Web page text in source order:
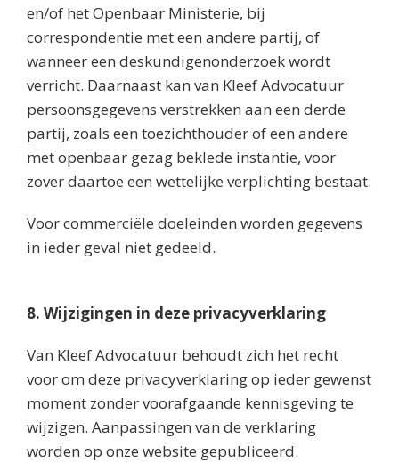
en/of het Openbaar Ministerie, bij
correspondentie met een andere partij, of
wanneer een deskundigenonderzoek wordt
verricht. Daarnaast kan van Kleef Advocatuur
persoonsgegevens verstrekken aan een derde
partij, zoals een toezichthouder of een andere
met openbaar gezag beklede instantie, voor
zover daartoe een wettelijke verplichting bestaat.
Voor commerciële doeleinden worden gegevens
in ieder geval niet gedeeld.
8. Wijzigingen in deze privacyverklaring
Van Kleef Advocatuur behoudt zich het recht
voor om deze privacyverklaring op ieder gewenst
moment zonder voorafgaande kennisgeving te
wijzigen. Aanpassingen van de verklaring
worden op onze website gepubliceerd.